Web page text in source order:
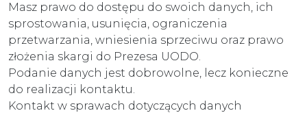
Masz prawo do dostępu do swoich danych, ich
sprostowania, usunięcia, ograniczenia
przetwarzania, wniesienia sprzeciwu oraz prawo
złożenia skargi do Prezesa UODO.
Podanie danych jest dobrowolne, lecz konieczne
do realizacji kontaktu.
Kontakt w sprawach dotyczących danych